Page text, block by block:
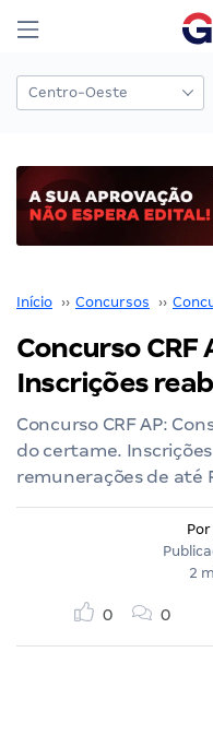
Início ›› Concursos ››
Concurso CRF
Inscrições
Concurso CRF AP:
do certame.
remunerações de até
Por
2
0 0